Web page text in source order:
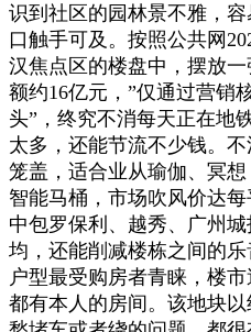
识到社区的园林景不雅，
口触手可及。按照公共网
汉焦点区的楼盘中，摆放
额约16亿元，”仅通过营销
头”，终究不消每天正在地
太多，还能节流不少钱。
笼盖，适合业从瑜伽、冥
智能马桶，市场吹风价达
中包罗保利、越秀、广州
均，还能削减楼栋之间的乐
户型最受购房者青睐，楼
都有本人的房间。该地块